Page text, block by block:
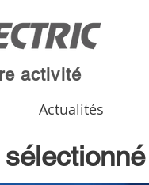
activité
Actualités